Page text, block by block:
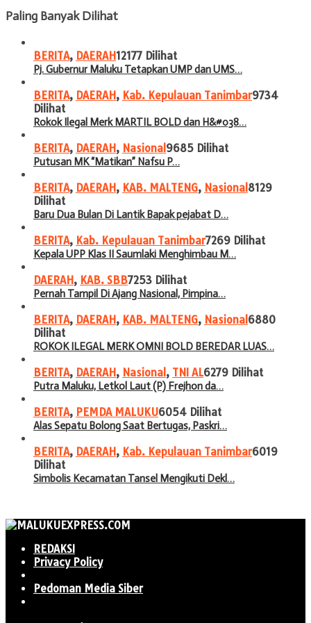
Paling Banyak Dilihat
BERITA, DAERAH12177 Dilihat
Pj. Gubernur Maluku Tetapkan UMP dan UMS…
BERITA, DAERAH, Kab. Kepulauan Tanimbar9734
Dilihat
Rokok Ilegal Merk MARTIL BOLD dan H&#038…
BERITA, DAERAH, Nasional 9685 Dilihat
Putusan MK “Matikan” Nafsu P…
BERITA, DAERAH, KAB. MALTENG, Nasional 8129
Dilihat
Baru Dua Bulan Di Lantik Bapak pejabat D…
BERITA, Kab. Kepulauan Tanimbar7269 Dilihat
Kepala UPP Klas II Saumlaki Menghimbau M…
DAERAH, KAB. SBB7253 Dilihat
Pernah Tampil Di Ajang Nasional, Pimpina…
BERITA, DAERAH, KAB. MALTENG, Nasional 6880
Dilihat
ROKOK ILEGAL MERK OMNI BOLD BEREDAR LUAS…
BERITA, DAERAH, Nasional , TNI AL6279 Dilihat
Putra Maluku, Letkol Laut (P) Frejhon da…
BERITA, PEMDA MALUKU6054 Dilihat
Alas Sepatu Bolong Saat Bertugas, Paskri…
BERITA, DAERAH, Kab. Kepulauan Tanimbar6019
Dilihat
Simbolis Kecamatan Tansel Mengikuti Dekl…
REDAKSI
Privacy Policy
Pedoman Media Siber